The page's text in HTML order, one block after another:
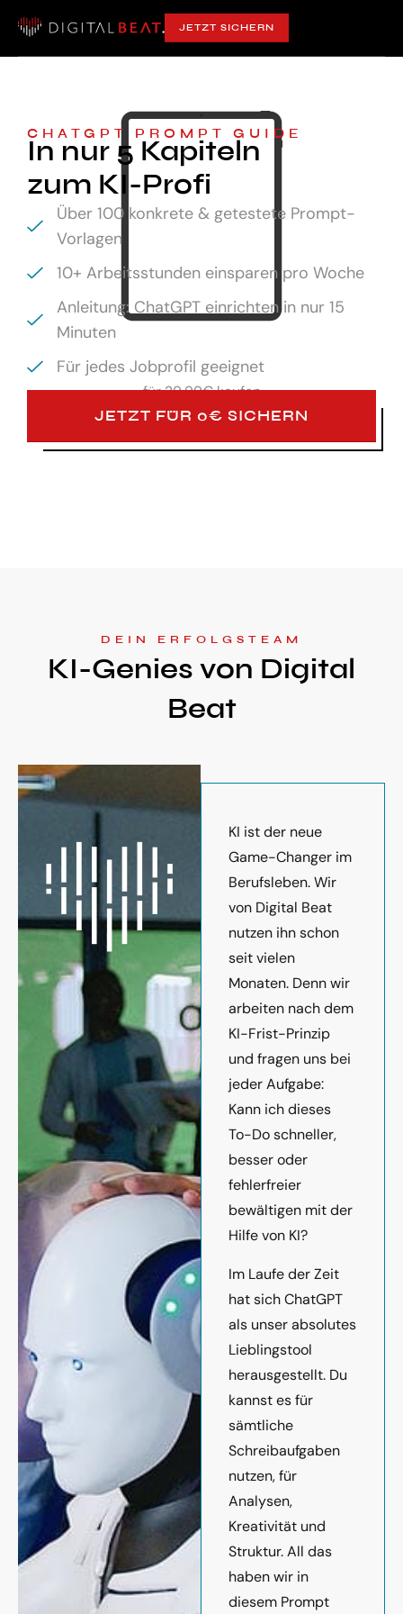
JETZT SICHERN
CHATGPT PROMPT GUIDE
In nur 5 Kapiteln
zum KI-Profi
Über 100 konkrete & getestete Prompt-
Vorlagen
10+ Arbeitsstunden einsparen pro Woche
Anleitung: ChatGPT einrichten in nur 15
Minuten
Für jedes Jobprofil geeignet
für29,99€ kaufen
JETZT FÜR 0€ SICHERN
DEIN ERFOLGSTEAM
KI-Genies von Digital
Beat
KI ist der neue
Game-Changer im
Berufsleben. Wir
von Digital Beat
nutzen ihn schon
seit vielen
Monaten. Denn wir
arbeiten nach dem
KI-Frist-Prinzip
und fragen uns bei
jeder Aufgabe:
Kann ich dieses
To-Do schneller,
besser oder
fehlerfreier
bewältigen mit der
Hilfe von KI?
Im Laufe der Zeit
hat sich ChatGPT
als unser absolutes
Lieblingstool
herausgestellt. Du
kannst es für
sämtliche
Schreibaufgaben
nutzen, für
Analysen,
Kreativität und
Struktur. All das
haben wir in
diesem Prompt